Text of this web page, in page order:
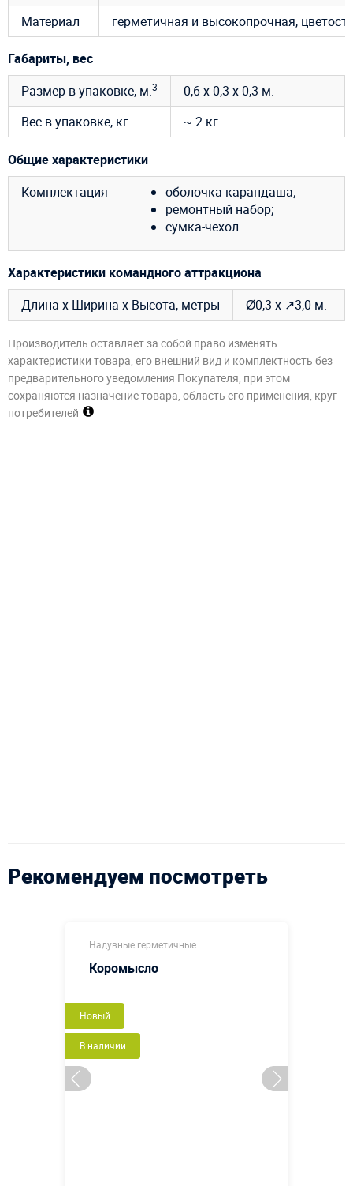
Материал
герметичная и высокопрочная,
Габариты, вес
Размер в упаковке, м.3
0,6 х 0,3 х 0,3 м.
Вес в упаковке, кг.
~ 2 кг.
Общие характеристики
Комплектация
оболочка карандаша;
ремонтный набор;
сумка-чехол.
Характеристики командного аттракциона
Длина х Ширина х Высота, метры
Ø0,3 х ↗3,0 м.
Производитель оставляет за собой право изменять
характеристики товара, его внешний вид и комплектность без
предварительного уведомления Покупателя, при этом
сохраняются назначение товара, область его применения, круг
потребителей
Рекомендуем посмотреть
Надувные герметичные
Коромысло
Новый
В наличии